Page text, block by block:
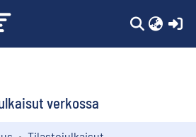
verkossa